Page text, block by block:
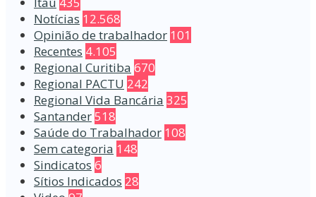
Notícias 12.568
Opinião de trabalhador 101
Recentes 4.105
Regional Curitiba 670
Regional PACTU 242
Regional Vida Bancária 325
Santander518
Saúde do Trabalhador 108
Sem categoria 148
Sindicatos 6
Sítios Indicados 28